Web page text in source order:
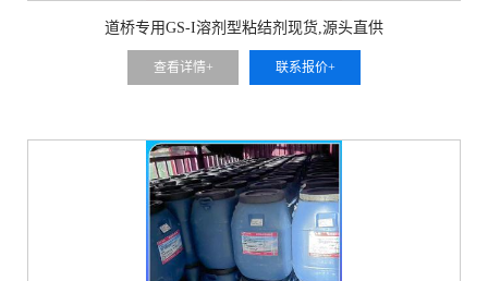
道桥专用GS-I溶剂型粘结剂现货,源头直供
查看详情+ 联系报价+